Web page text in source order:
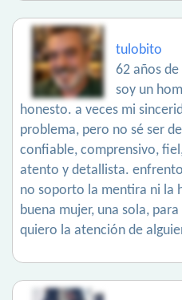
tulobito
62 años
soy un
honesto. a veces mi
problema, pero no sé ser
confiable, comprensivo,
atento y detallista.
no soporto la mentira ni la
buena mujer, una sola,
quiero la atención de